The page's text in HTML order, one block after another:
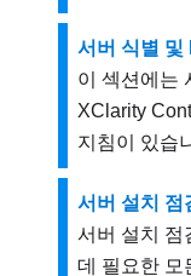
서버 식별
이 섹션에는
XClarity
지침이 있습
서버 설치 점
서버 설치 점
데 필요한 모